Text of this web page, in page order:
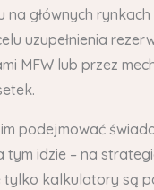
głównych
uzupełnienia
MFW lub przez
podejmować
idzie – na
kalkulatory są